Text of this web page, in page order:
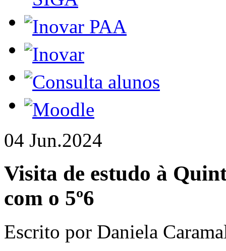
04 Jun.2024
Visita de estudo à
com o 5º6
Escrito por Daniela